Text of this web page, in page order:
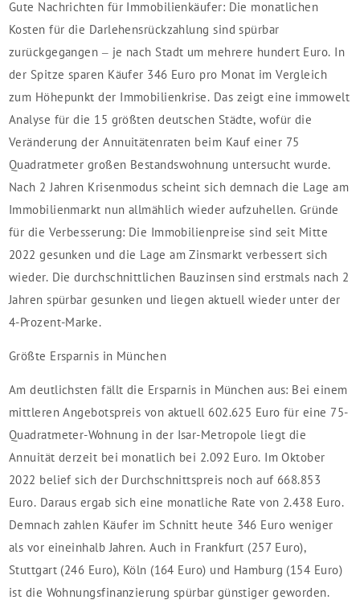
Gute Nachrichten für Immobilienkäufer: Die monatlichen
Kosten für die Darlehensrückzahlung sind spürbar
zurückgegangen – je nach Stadt um mehrere hundert Euro. In
der Spitze sparen Käufer 346 Euro pro Monat im Vergleich
zum Höhepunkt der Immobilienkrise. Das zeigt eine immowelt
Analyse für die 15 größten deutschen Städte, wofür die
Veränderung der Annuitätenraten beim Kauf einer 75
Quadratmeter großen Bestandswohnung untersucht wurde.
Nach 2 Jahren Krisenmodus scheint sich demnach die Lage am
Immobilienmarkt nun allmählich wieder aufzuhellen. Gründe
für die Verbesserung: Die Immobilienpreise sind seit Mitte
2022 gesunken und die Lage am Zinsmarkt verbessert sich
wieder. Die durchschnittlichen Bauzinsen sind erstmals nach 2
Jahren spürbar gesunken und liegen aktuell wieder unter der
4-Prozent-Marke.
Größte Ersparnis in München
Am deutlichsten fällt die Ersparnis in München aus: Bei einem
mittleren Angebotspreis von aktuell 602.625 Euro für eine 75-
Quadratmeter-Wohnung in der Isar-Metropole liegt die
Annuität derzeit bei monatlich bei 2.092 Euro. Im Oktober
2022 belief sich der Durchschnittspreis noch auf 668.853
Euro. Daraus ergab sich eine monatliche Rate von 2.438 Euro.
Demnach zahlen Käufer im Schnitt heute 346 Euro weniger
als vor eineinhalb Jahren. Auch in Frankfurt (257 Euro),
Stuttgart (246 Euro), Köln (164 Euro) und Hamburg (154 Euro)
ist die Wohnungsfinanzierung spürbar günstiger geworden.